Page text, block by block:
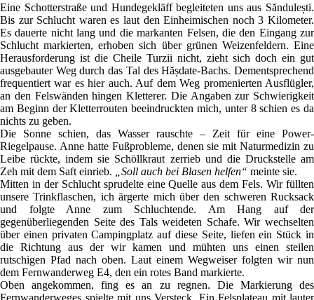
Eine Schotterstraße und Hundegekläff begleiteten uns aus Săndulești.
Bis zur Schlucht waren es laut den Einheimischen noch 3 Kilometer.
Es dauerte nicht lang und die markanten Felsen, die den Eingang zur
Schlucht markierten, erhoben sich über grünen Weizenfeldern. Eine
Herausforderung ist die Cheile Turzii nicht, zieht sich doch ein gut
ausgebauter Weg durch das Tal des Hășdate-Bachs. Dementsprechend
frequentiert war es hier auch. Auf dem Weg promenierten Ausflügler,
an den Felswänden hingen Kletterer. Die Angaben zur Schwierigkeit
am Beginn der Kletterrouten beeindruckten mich, unter 8 schien es da
nichts zu geben.
Die Sonne schien, das Wasser rauschte – Zeit für eine Power-
Riegelpause. Anne hatte Fußprobleme, denen sie mit Naturmedizin zu
Leibe rückte, indem sie Schöllkraut zerrieb und die Druckstelle am
Zeh mit dem Saft einrieb.
„Soll auch bei Blasen helfen“ meinte sie.
Mitten in der Schlucht sprudelte eine Quelle aus dem Fels. Wir füllten
unsere Trinkflaschen, ich ärgerte mich über den schweren Rucksack
und folgte Anne zum Schluchtende. Am Hang auf der
gegenüberliegenden Seite des Tals weideten Schafe. Wir wechselten
über einen privaten Campingplatz auf diese Seite, liefen ein Stück in
die Richtung aus der wir kamen und mühten uns einen steilen
rutschigen Pfad nach oben. Laut einem Wegweiser folgten wir nun
dem Fernwanderweg E4, den ein rotes Band markierte.
Oben angekommen, fing es an zu regnen. Die Markierung des
Fernwanderweges spielte mit uns Versteck. Ein Felsplateau mit lauter